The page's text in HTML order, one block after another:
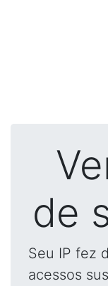
de
Seu IP fez
acessos